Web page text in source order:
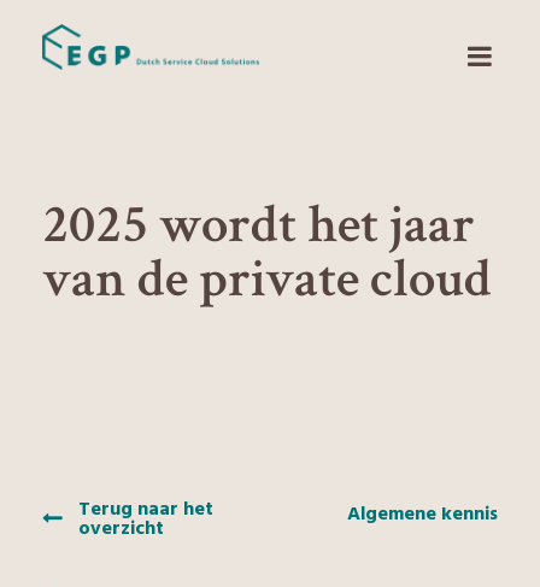
2025 wordt het jaar
van de private cloud
Terug naar het
overzicht Algemene kennis